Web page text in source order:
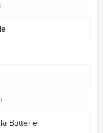
Batterie